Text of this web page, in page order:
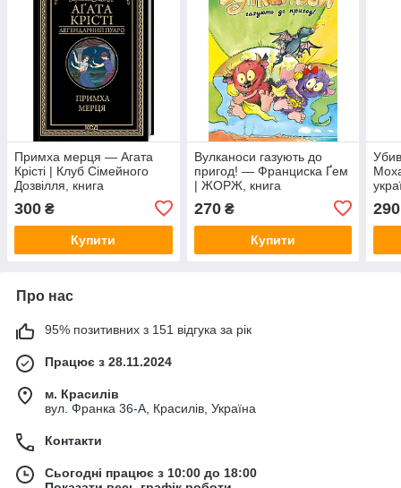
Примха мерця — Агата
Крісті | Клуб Сімейного
Дозвілля, книга
українською, нова, тверда
300 ₴
Купити
Вулканоси газують до
пригод! — Франциска Ґем
| ЖОРЖ, книга
українською, нова, тверда
270₴
Купити
290
Про нас
95% позитивних з 151 відгука за рік
Працює з 28.11.2024
м. Красилів
вул. Франка 36-А, Красилів, Україна
Контакти
Сьогодні працює з 10:00 до 18:00